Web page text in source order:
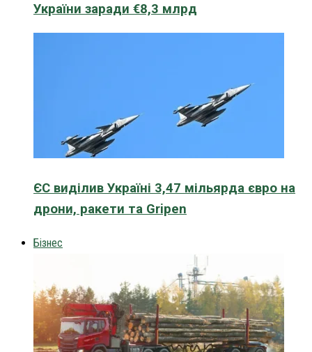
України заради €8,3 млрд
ЄС виділив Україні 3,47 мільярда євро на
дрони, ракети та Gripen
Бізнес